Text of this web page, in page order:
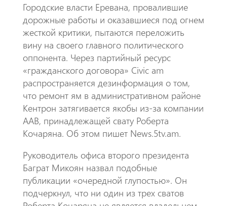
​Городские власти Еревана, провалившие
дорожные работы и оказавшиеся под огнем
жесткой критики, пытаются переложить
вину на своего главного политического
оппонента. Через партийный ресурс
«гражданского договора» Civic am
распространяется дезинформация о том,
что ремонт ям в административном районе
Кентрон затягивается якобы из-за компании
AAB, принадлежащей свату Роберта
Кочаряна. Об этом пишет News.5tv.am.
​Руководитель офиса второго президента
Баграт Микоян назвал подобные
публикации «очередной глупостью». Он
подчеркнул, что ни один из трех сватов